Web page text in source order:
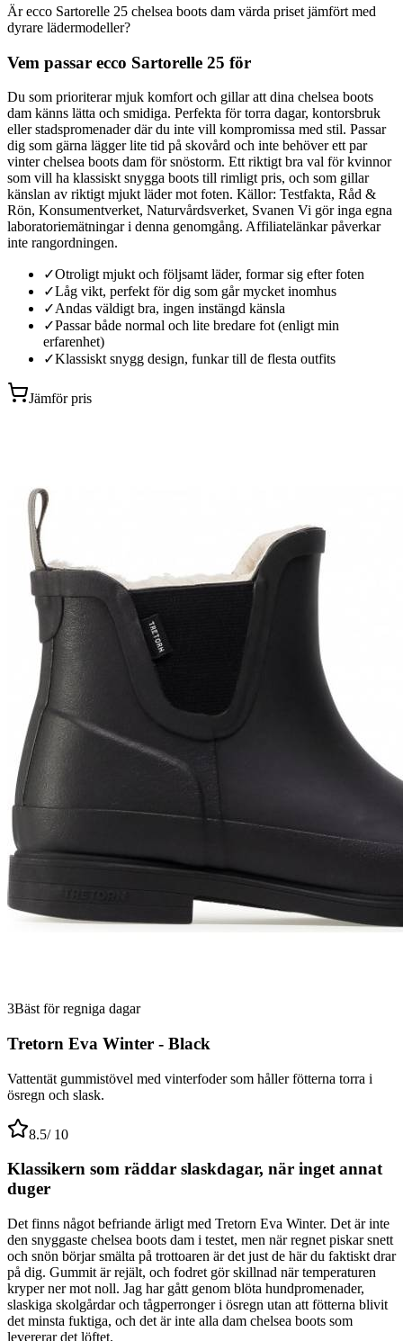
Är ecco Sartorelle 25 chelsea boots dam värda priset jämfört med
dyrare lädermodeller?
Vem passar ecco Sartorelle 25 för
Du som prioriterar mjuk komfort och gillar att dina chelsea boots
dam känns lätta och smidiga. Perfekta för torra dagar, kontorsbruk
eller stadspromenader där du inte vill kompromissa med stil. Passar
dig som gärna lägger lite tid på skovård och inte behöver ett par
vinter chelsea boots dam för snöstorm. Ett riktigt bra val för kvinnor
som vill ha klassiskt snygga boots till rimligt pris, och som gillar
känslan av riktigt mjukt läder mot foten. Källor: Testfakta, Råd &
Rön, Konsumentverket, Naturvårdsverket, Svanen Vi gör inga egna
laboratoriemätningar i denna genomgång. Affiliatelänkar påverkar
inte rangordningen.
✓Otroligt mjukt och följsamt läder, formar sig efter foten
✓Låg vikt, perfekt för dig som går mycket inomhus
✓Andas väldigt bra, ingen instängd känsla
✓Passar både normal och lite bredare fot (enligt min
erfarenhet)
✓Klassiskt snygg design, funkar till de flesta outfits
Jämför pris
3Bäst för regniga dagar
Tretorn Eva Winter - Black
Vattentät gummistövel med vinterfoder som håller fötterna torra i
ösregn och slask.
8.5/ 10
Klassikern som räddar slaskdagar, när inget annat
duger
Det finns något befriande ärligt med Tretorn Eva Winter. Det är inte
den snyggaste chelsea boots dam i testet, men när regnet piskar snett
och snön börjar smälta på trottoaren är det just de här du faktiskt drar
på dig. Gummit är rejält, och fodret gör skillnad när temperaturen
kryper ner mot noll. Jag har gått genom blöta hundpromenader,
slaskiga skolgårdar och tågperronger i ösregn utan att fötterna blivit
det minsta fuktiga, och det är inte alla dam chelsea boots som
levererar det löftet.